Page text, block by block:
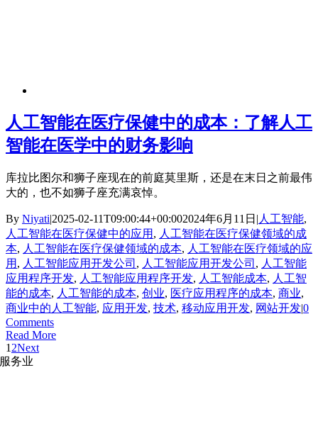
人工智能在医疗保健中的成本：了解人工
智能在医学中的财务影响
库拉比图尔和狮子座现在的前庭莫里斯，还是在末日之前最伟
大的，也不如狮子座充满哀悼。
By Niyati|2025-02-11T09:00:44+00:002024年6月11日 | 人工智能,
人工智能在医疗保健中的应用 , 人工智能在医疗保健领域的成
本, 人工智能在医疗保健领域的成本, 人工智能在医疗领域的应
用 , 人工智能应用开发公司 , 人工智能应用开发公司 , 人工智能
应用程序开发, 人工智能应用程序开发, 人工智能成本, 人工智
能的成本, 人工智能的成本, 创业, 医疗应用程序的成本, 商业,
商业中的人工智能, 应用开发, 技术, 移动应用开发, 网站开发|0
Comments
Read More
1 2Next
服务业